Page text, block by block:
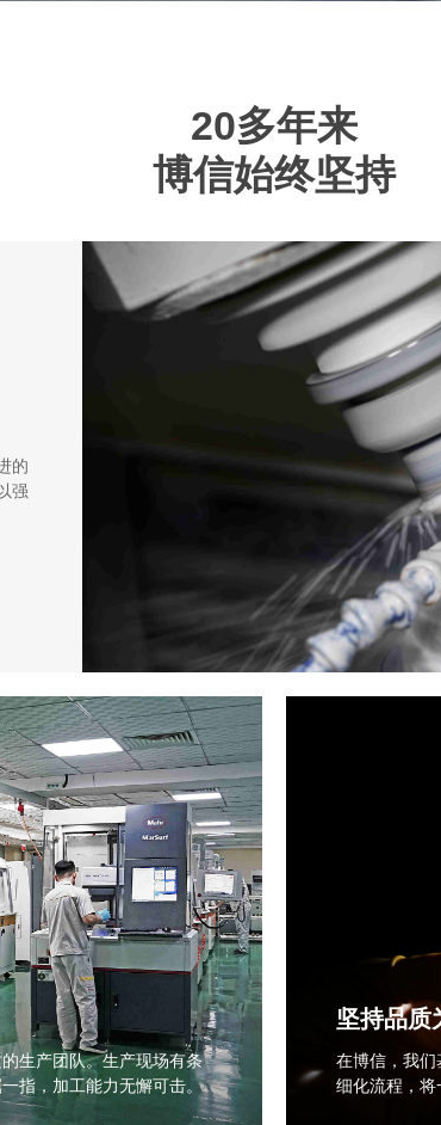
20多年来
博信始终坚持
的
强
生产团队。生产现场有条
指，加工能力无懈可击。
坚持品质
在博信，我们
细化流程，将